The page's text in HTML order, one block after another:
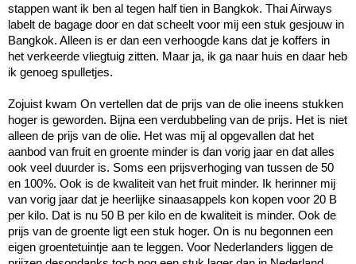
stappen want ik ben al tegen half tien in Bangkok. Thai Airways
labelt de bagage door en dat scheelt voor mij een stuk gesjouw in
Bangkok. Alleen is er dan een verhoogde kans dat je koffers in
het verkeerde vliegtuig zitten. Maar ja, ik ga naar huis en daar heb
ik genoeg spulletjes.
Zojuist kwam On vertellen dat de prijs van de olie ineens stukken
hoger is geworden. Bijna een verdubbeling van de prijs. Het is niet
alleen de prijs van de olie. Het was mij al opgevallen dat het
aanbod van fruit en groente minder is dan vorig jaar en dat alles
ook veel duurder is. Soms een prijsverhoging van tussen de 50
en 100%. Ook is de kwaliteit van het fruit minder. Ik herinner mij
van vorig jaar dat je heerlijke sinaasappels kon kopen voor 20 B
per kilo. Dat is nu 50 B per kilo en de kwaliteit is minder. Ook de
prijs van de groente ligt een stuk hoger. On is nu begonnen een
eigen groentetuintje aan te leggen. Voor Nederlanders liggen de